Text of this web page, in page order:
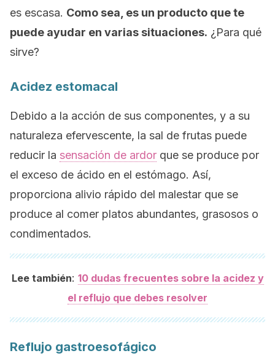
es escasa. Como sea, es un producto que te
puede ayudar en varias situaciones. ¿Para qué
sirve?
Acidez estomacal
Debido a la acción de sus componentes, y a su
naturaleza efervescente, la sal de frutas puede
reducir la sensación de ardor que se produce por
el exceso de ácido en el estómago. Así,
proporciona alivio rápido del malestar que se
produce al comer platos abundantes, grasosos o
condimentados.
Lee también: 10 dudas frecuentes sobre la acidez y
el reflujo que debes resolver
Reflujo gastroesofágico